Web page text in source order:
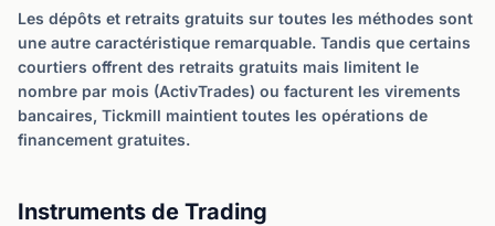
Les dépôts et retraits gratuits sur toutes les méthodes sont
une autre caractéristique remarquable. Tandis que certains
courtiers offrent des retraits gratuits mais limitent le
nombre par mois (ActivTrades) ou facturent les virements
bancaires, Tickmill maintient toutes les opérations de
financement gratuites.
Instruments de Trading